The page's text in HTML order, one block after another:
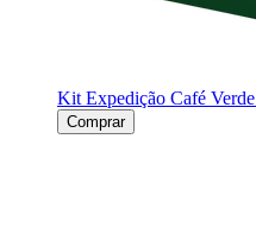
Kit Expedição Café Verde
Comprar